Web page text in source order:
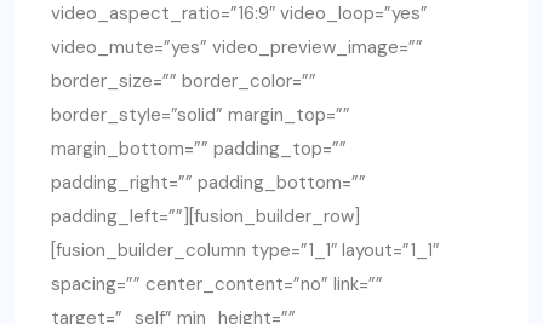
video_aspect_ratio=”16:9″ video_loop=”yes”
video_mute=”yes” video_preview_image=””
border_size=”” border_color=””
border_style=”solid” margin_top=””
margin_bottom=”” padding_top=””
padding_right=”” padding_bottom=””
padding_left=””][fusion_builder_row]
[fusion_builder_column type=”1_1″ layout=”1_1″
spacing=”” center_content=”no” link=””
target=”_self” min_height=””